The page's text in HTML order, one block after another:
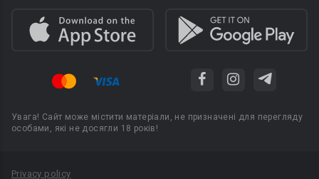
Увага! Сайт може містити матеріали, не призначені для перегляду
особами, які не досягли 18 років!
Privacy policy